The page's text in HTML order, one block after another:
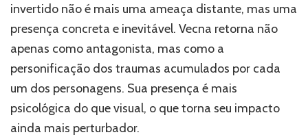
invertido não é mais uma ameaça distante, mas uma
presença concreta e inevitável. Vecna retorna não
apenas como antagonista, mas como a
personificação dos traumas acumulados por cada
um dos personagens. Sua presença é mais
psicológica do que visual, o que torna seu impacto
ainda mais perturbador.